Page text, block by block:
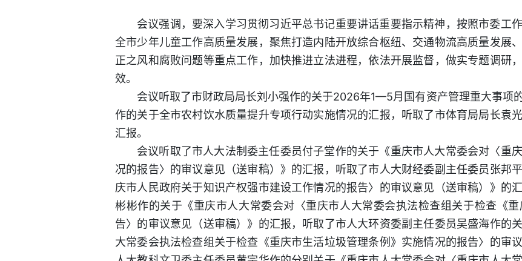
会议强调，要深入学习贯彻习近平总书记重要讲话重要指示精神，按照市委工
全市少年儿童工作高质量发展，聚焦打造内陆开放综合枢纽、交通物流高质量发展
正之风和腐败问题等重点工作，加快推进立法进程，依法开展监督，做实专题调研
效。
会议听取了市财政局局长刘小强作的关于2026年1—5月国有资产管理重大事项
作的关于全市农村饮水质量提升专项行动实施情况的汇报，听取了市体育局局长袁
汇报。
会议听取了市人大法制委主任委员付子堂作的关于《重庆市人大常委会对〈重
况的报告〉的审议意见（送审稿）》的汇报，听取了市人大财经委副主任委员张邦
庆市人民政府关于知识产权强市建设工作情况的报告〉的审议意见（送审稿）》的
彬彬作的关于《重庆市人大常委会对〈重庆市人大常委会执法检查组关于检查《
告〉的审议意见（送审稿）》的汇报，听取了市人大环资委副主任委员吴盛海作的
大常委会执法检查组关于检查《重庆市生活垃圾管理条例》实施情况的报告〉的审